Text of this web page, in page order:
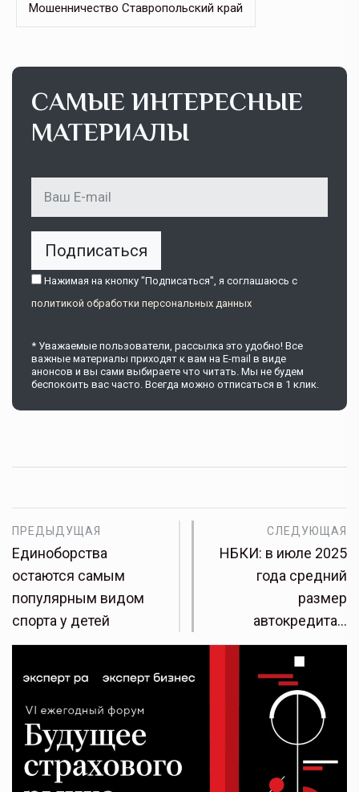
Мошенничество Ставропольский край
САМЫЕ ИНТЕРЕСНЫЕ
МАТЕРИАЛЫ
Подписаться
Нажимая на кнопку "Подписаться", я соглашаюсь c
политикой обработки персональных данных
* Уважаемые пользователи, рассылка это удобно! Все
важные материалы приходят к вам на E-mail в виде
анонсов и вы сами выбираете что читать. Мы не будем
беспокоить вас часто. Всегда можно отписаться в 1 клик.
ПРЕДЫДУЩАЯ
Единоборства
остаются самым
популярным видом
спорта у детей
СЛЕДУЮЩАЯ
НБКИ: в июле 2025
года средний
размер
автокредита…